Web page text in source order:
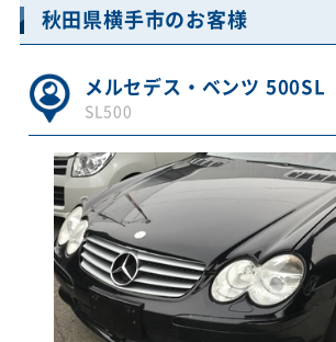
秋田県横手市のお客様
メルセデス・ベンツ 500SL
SL500